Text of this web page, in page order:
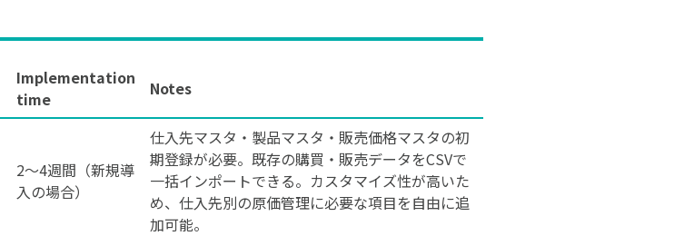
Implementation
time
Notes
2〜4週間（新規導
入の場合）
仕入先マスタ・製品マスタ・販売価格マスタの初
期登録が必要。既存の購買・販売データをCSVで
一括インポートできる。カスタマイズ性が高いた
め、仕入先別の原価管理に必要な項目を自由に追
加可能。